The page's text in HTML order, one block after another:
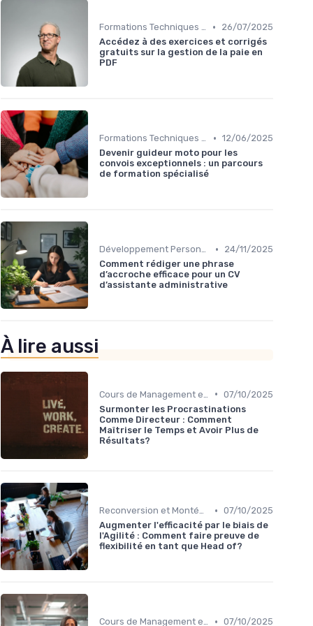
Formations Techniques et Spécialisées •
26/07/2025
Accédez à des exercices et corrigés
gratuits sur la gestion de la paie en
PDF
Formations Techniques et Spécialisées • 12/06/2025
Devenir guideur moto pour les
convois exceptionnels : un parcours
de formation spécialisé
Développement Personnel et Soft Skills •
24/11/2025
Comment rédiger une phrase
d’accroche efficace pour un CV
d’assistante administrative
À lire aussi
• 07/10/2025
Surmonter les Procrastinations
Comme Directeur : Comment
Maîtriser le Temps et Avoir Plus de
Résultats?
Reconversion et Montée en Compétences • 07/10/2025
Augmenter l'efficacité par le biais de
l'Agilité : Comment faire preuve de
flexibilité en tant que Head of?
Cours de Management et Leadership • 07/10/2025